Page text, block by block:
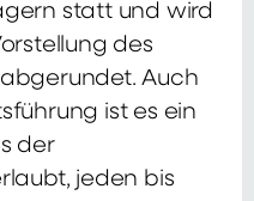
statt und wird
des
Auch
ist es ein
der
jeden bis